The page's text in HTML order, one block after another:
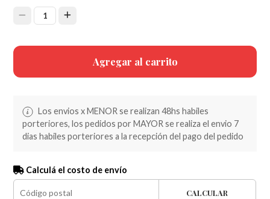
1
Agregar al carrito
Los envios x MENOR se realizan 48hs habiles
porteriores, los pedidos por MAYOR se realiza el envio 7
dias habiles porteriores a la recepción del pago del pedido
Calculá el costo de envío
CALCULAR